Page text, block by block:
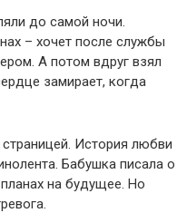
до самой ночи.
– хочет после службы
А потом вдруг взял
замирает, когда
История любви
Бабушка писала о
на будущее. Но